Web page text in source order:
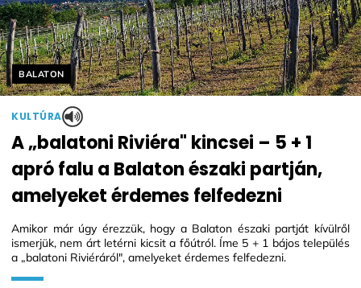
Helyszín címkék:
BALATON
KULTÚRA
A „balatoni Riviéra" kincsei – 5 + 1
apró falu a Balaton északi partján,
amelyeket érdemes felfedezni
Amikor már úgy érezzük, hogy a Balaton északi partját kívülről
ismerjük, nem árt letérni kicsit a főútról. Íme 5 + 1 bájos település
a „balatoni Riviéráról", amelyeket érdemes felfedezni.